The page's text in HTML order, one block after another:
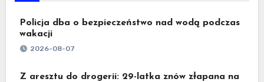
Policja dba o bezpieczeństwo nad wodą podczas
wakacji
2026-08-07
Z aresztu do drogerii: 29-latka znów złapana na